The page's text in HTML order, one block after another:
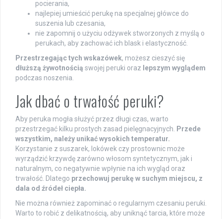
pocierania,
najlepiej umieścić perukę na specjalnej główce do
suszenia lub czesania,
nie zapomnij o użyciu odżywek stworzonych z myślą o
perukach, aby zachować ich blask i elastyczność.
Przestrzegając tych wskazówek, możesz cieszyć się
dłuższą żywotnością swojej peruki oraz lepszym wyglądem
podczas noszenia.
Jak dbać o trwałość peruki?
Aby peruka mogła służyć przez długi czas, warto
przestrzegać kilku prostych zasad pielęgnacyjnych. Przede
wszystkim, należy unikać wysokich temperatur.
Korzystanie z suszarek, lokówek czy prostownic może
wyrządzić krzywdę zarówno włosom syntetycznym, jak i
naturalnym, co negatywnie wpłynie na ich wygląd oraz
trwałość. Dlatego przechowuj perukę w suchym miejscu, z
dala od źródeł ciepła.
Nie można również zapominać o regularnym czesaniu peruki.
Warto to robić z delikatnością, aby uniknąć tarcia, które może